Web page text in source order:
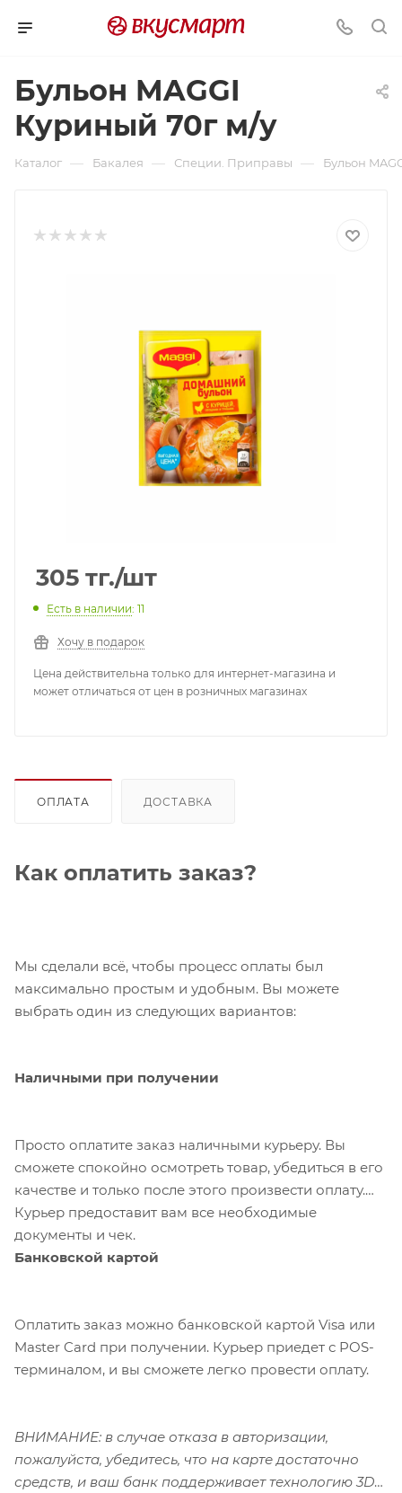
Бульон MAGGI
Куриный 70г м/у
Каталог — Бакалея — Специи. Приправы — Бульон
305 тг./шт
Есть в наличии: 11
Хочу в подарок
Цена действительна только для интернет-магазина и
может отличаться от цен в розничных магазинах
ОПЛАТА ДОСТАВКА
Как оплатить заказ?
Мы сделали всё, чтобы процесс оплаты был
максимально простым и удобным. Вы можете
выбрать один из следующих вариантов:
Наличными при получении
Просто оплатите заказ наличными курьеру. Вы
сможете спокойно осмотреть товар, убедиться в его
качестве и только после этого произвести оплату.
Курьер предоставит вам все необходимые
документы и чек.
Банковской картой
Оплатить заказ можно банковской картой Visa или
Master Card при получении. Курьер приедет с POS-
терминалом, и вы сможете легко провести оплату.
ВНИМАНИЕ: в случае отказа в авторизации,
пожалуйста, убедитесь, что на карте достаточно
средств, и ваш банк поддерживает технологию 3D-